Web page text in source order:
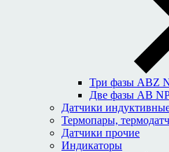
Три фазы ABZ
Две фазы AB
Датчики
Термопары,
Датчики прочие
Индикаторы